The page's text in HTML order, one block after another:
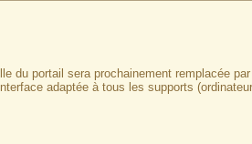
du portail sera prochainement remplacée
adaptée à tous les supports